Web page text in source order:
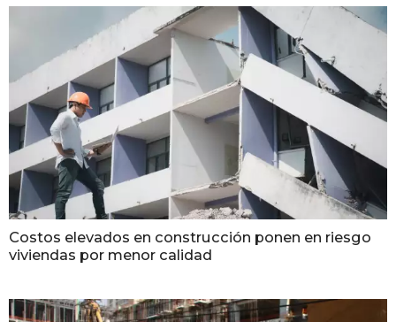
Costos elevados en construcción ponen en riesgo
viviendas por menor calidad